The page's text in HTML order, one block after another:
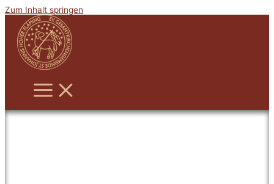
Zum Inhalt springen